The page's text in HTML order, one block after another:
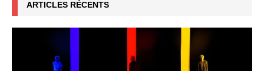
ARTICLES RÉCENTS